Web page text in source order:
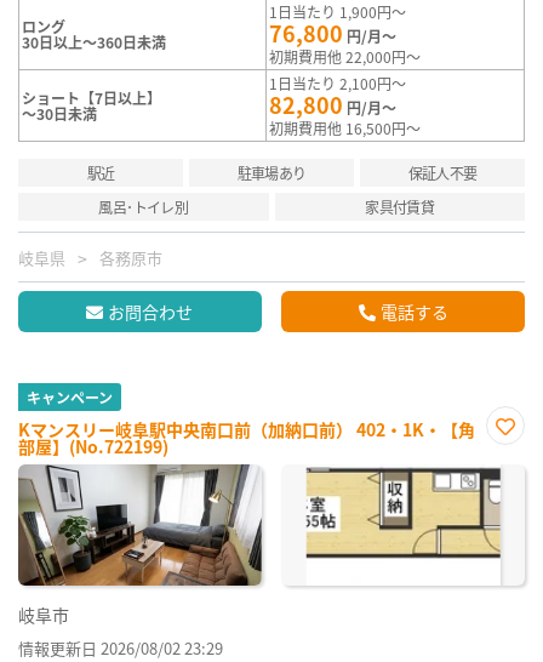
ロング
30日以上～360日未満
1日当たり 1,900円～
76,800 円/月～
初期費用他 22,000円～
ショート【7日以上】
～30日未満
1日当たり 2,100円～
82,800 円/月～
初期費用他 16,500円～
駅近 駐車場あり
保証人不要
風呂･トイレ別
家具付賃貸
岐阜県 各務原市
お問合わせ 電話する
キャンペーン
Kマンスリー岐阜駅中央南口前（加納口前） 402・1K・【角
部屋】(No.722199)
に入
り登
録
岐阜市
情報更新日 2026/08/02 23:29